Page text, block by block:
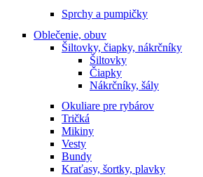
Sprchy a pumpičky
Oblečenie, obuv
Šiltovky, čiapky, nákrčníky
Šiltovky
Čiapky
Nákrčníky, šály
Okuliare pre rybárov
Tričká
Mikiny
Vesty
Bundy
Kraťasy, šortky, plavky